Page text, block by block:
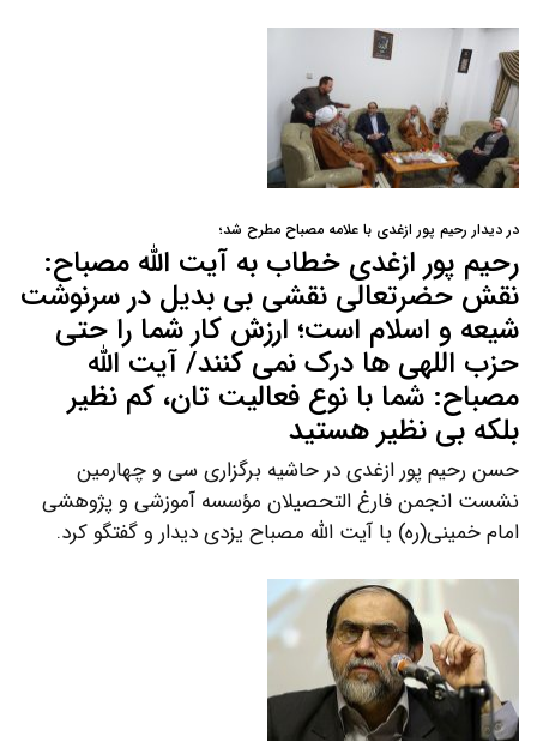
در دیدار رحیم پور ازغدی با علامه مصباح مطرح شد؛
رحیم پور ازغدی خطاب به آیت الله مصباح:
نقش حضرتعالی نقشی بی بدیل در سرنوشت
شیعه و اسلام است؛ ارزش کار شما را حتی
حزب اللهی ها درک نمی کنند/ آیت الله
مصباح: شما با نوع فعالیت تان، کم نظیر
بلکه بی نظیر هستید
حسن رحیم پور ازغدی در حاشیه برگزاری سی و چهارمین
نشست انجمن فارغ التحصیلان مؤسسه آموزشی و پژوهشی
امام خمینی(ره) با آیت الله مصباح یزدی دیدار و گفتگو کرد.